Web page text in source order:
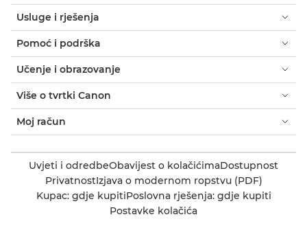
Usluge i rješenja
Pomoć i podrška
Učenje i obrazovanje
Više o tvrtki Canon
Moj račun
Uvjeti i odredbeObavijest o kolačićimaDostupnost
PrivatnostIzjava o modernom ropstvu (PDF)
Kupac: gdje kupitiPoslovna rješenja: gdje kupiti
Postavke kolačića